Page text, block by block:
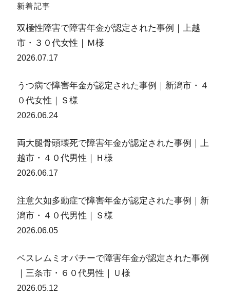
新着記事
双極性障害で障害年金が認定された事例｜上越
市・３０代女性｜Ｍ様
2026.07.17
うつ病で障害年金が認定された事例｜新潟市・４
０代女性｜Ｓ様
2026.06.24
両大腿骨頭壊死で障害年金が認定された事例｜上
越市・４０代男性｜Ｈ様
2026.06.17
注意欠如多動症で障害年金が認定された事例｜新
潟市・４０代男性｜Ｓ様
2026.06.05
ベスレムミオパチーで障害年金が認定された事例
｜三条市・６０代男性｜Ｕ様
2026.05.12